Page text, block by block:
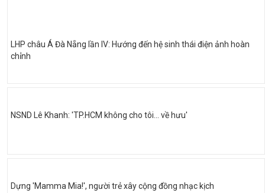
LHP châu Á Đà Nẵng lần IV: Hướng đến hệ sinh thái điện ảnh hoàn
chỉnh
NSND Lê Khanh: 'TP.HCM không cho tôi… về hưu'
Dựng 'Mamma Mia!', người trẻ xây cộng đồng nhạc kịch